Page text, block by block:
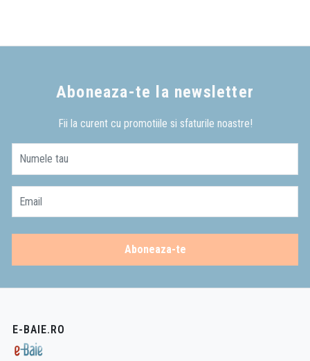
Aboneaza-te la newsletter
Fii la curent cu promotiile si sfaturile noastre!
Numele tau
Email
Aboneaza-te
E-BAIE.RO